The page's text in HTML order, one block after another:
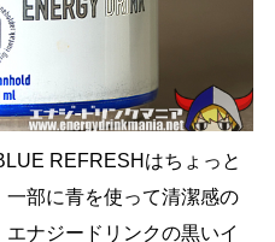
REFRESHはちょっと
部に青を使って清潔感の
ナジードリンクの黒いイ